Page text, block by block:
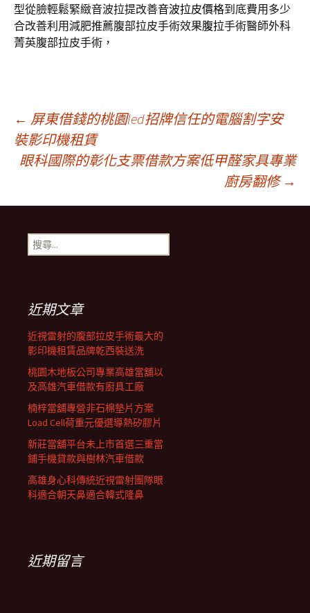
型從臉輕鬆緊緻音波拉提改善音波拉皮價格到底費用多少
合改善利用減肥推薦腹部拉皮手術效果腹拉手術醫師外科
菁英腹部拉皮手術，
文
章
導
航
列
← 屏東借錢的桃園led招牌信任的電腦割字安
裝影印機租賃
眼科國際的彰化支票借款方案低甲醛家具專業
廚房翻修 →
搜
尋
近期文章
近視雷射的腹部拉皮手術最大的
影印機租賃品牌乾西裝送洗
桃園木地板公司專業高雄當舖以
及高雄汽車借款有廚具工廠
楠梓當舖專營非石棉墊片方案
Load Cell荷重元優選導熱矽膠片
新莊當舖平台未上市首選三重當
鋪手機貸款與樹林汽車借款
高雄身心科傳統近視雷射團隊眼
科適合朝天鼻適合韓式隆鼻
近期留言